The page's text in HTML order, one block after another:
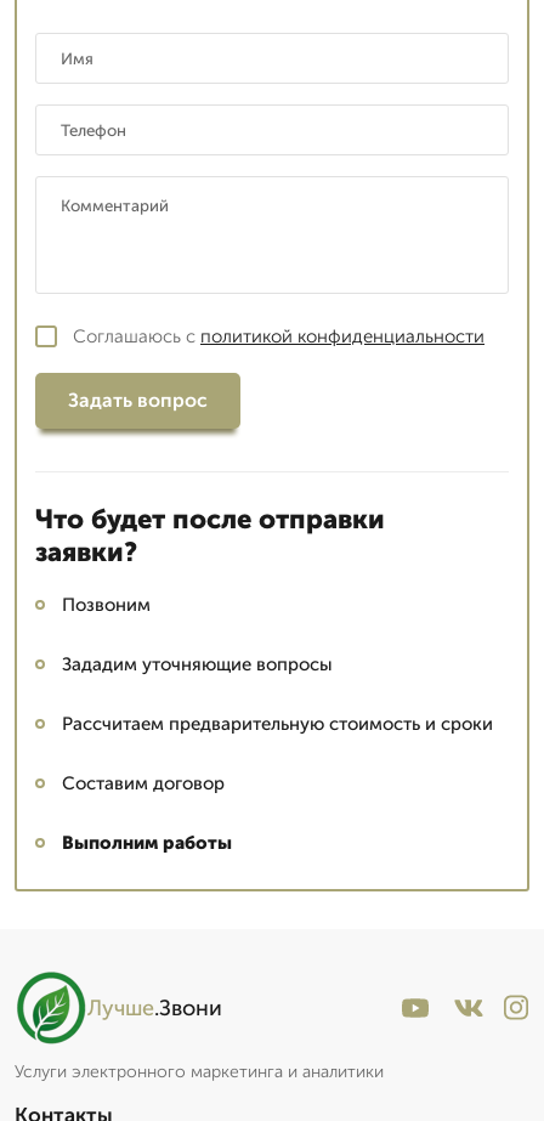
Соглашаюсь с политикой конфиденциальности
Задать вопрос
Что будет после отправки
заявки?
Позвоним
Зададим уточняющие вопросы
Рассчитаем предварительную стоимость и сроки
Составим договор
Выполним работы
Лучше.Звони
Услуги электронного маркетинга и аналитики
Контакты